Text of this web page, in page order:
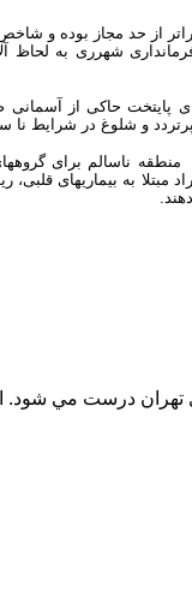
از حد مجاز بوده و
شهرری به لحاظ
حاکی از آسمانی
و شلوغ در شرایط نا
منطقه ناسالم برای
به بیماریهای
درست مي شود.